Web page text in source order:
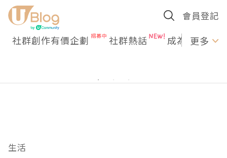
會員登記
社群創作有價企劃 社群熱話 成為U更多
生活